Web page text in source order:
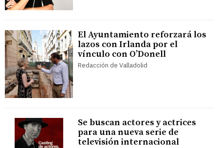
El Ayuntamiento reforzará los
lazos con Irlanda por el
vínculo con O’Donell
Redacción de Valladolid
Se buscan actores y actrices
para una nueva serie de
televisión internacional